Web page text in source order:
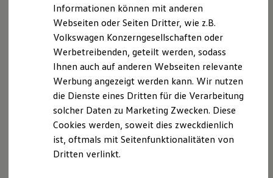
Lifestyle Shop
T-Roc Kollektion
Golf Kollektion
ID. Kollektion
Volkswagen Kollektion
R-Kollektion
GTI Kollektion
Fußball Drop
we drive football
#wedriveproud
Besitzer und Service
Software Updates
Service und Ersatzteile
E-Mail schreiben
Informationen können mit anderen
Webseiten oder Seiten Dritter, wie z.B.
Volkswagen Konzerngesellschaften oder
Werbetreibenden, geteilt werden, sodass
Ihnen auch auf anderen Webseiten relevante
Werbung angezeigt werden kann. Wir nutzen
die Dienste eines Dritten für die Verarbeitung
solcher Daten zu Marketing Zwecken. Diese
Cookies werden, soweit dies zweckdienlich
ist, oftmals mit Seitenfunktionalitäten von
Dritten verlinkt.